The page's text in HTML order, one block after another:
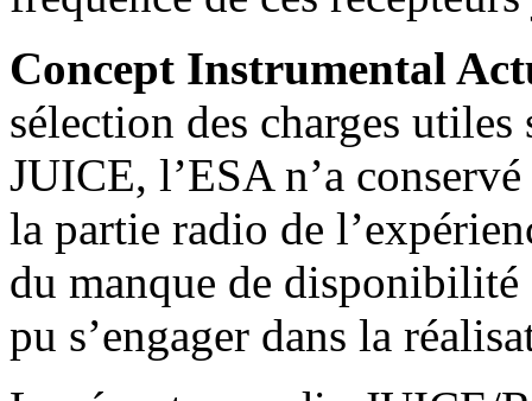
Concept Instrumental
sélection des charges
JUICE, l’ESA n’a
la partie radio de
du manque de disponibilité
pu s’engager dans la